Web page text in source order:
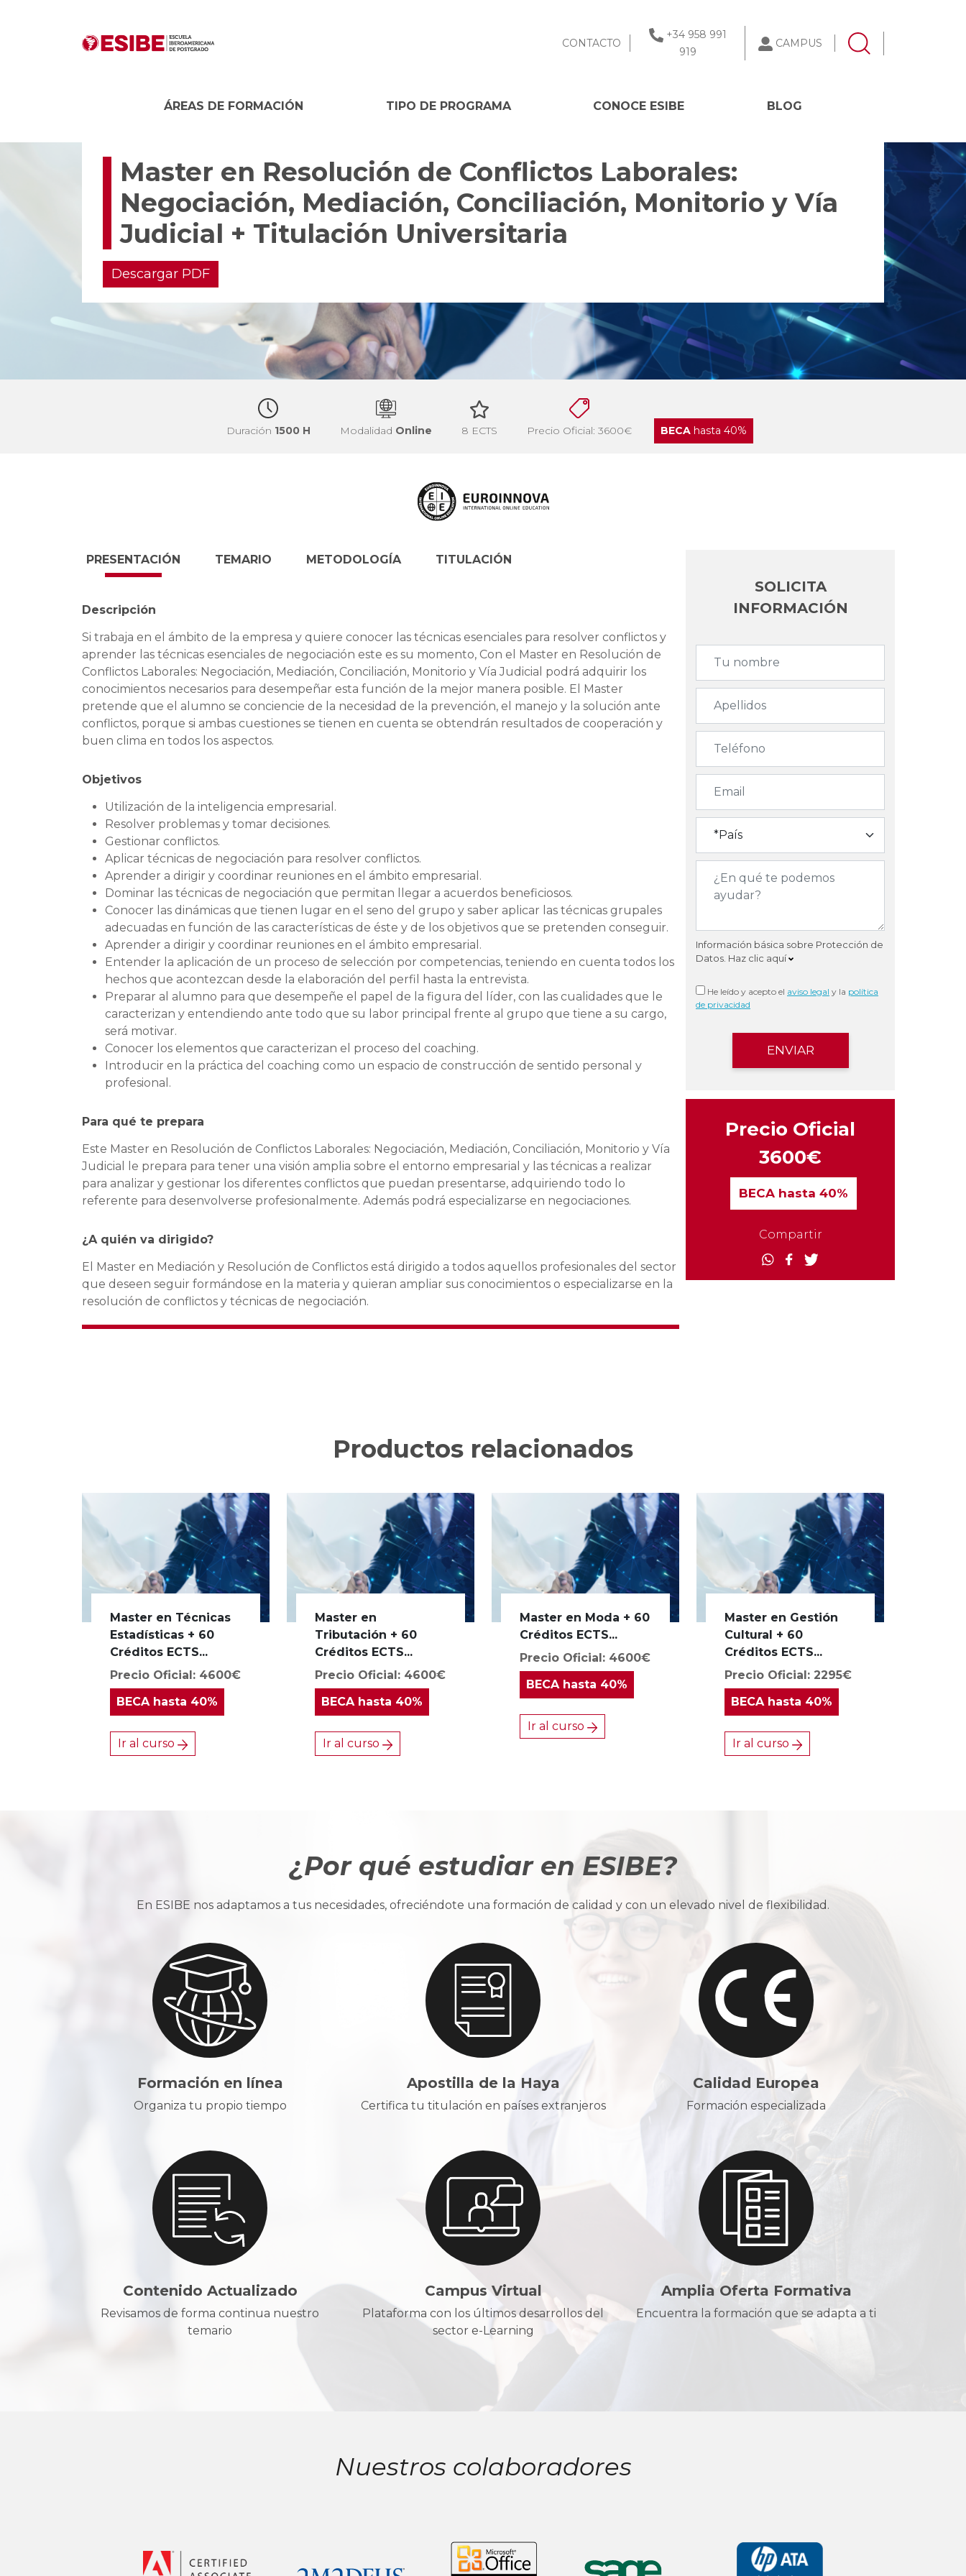
CONTACTO
+34 958 991
919
CAMPUS
ÁREAS DE FORMACIÓN TIPO DE PROGRAMA CONOCE ESIBE BLOG
Master en Resolución de Conflictos Laborales:
Negociación, Mediación, Conciliación, Monitorio y Vía
Judicial + Titulación Universitaria
Descargar PDF
Duración 1500 H Modalidad Online 8 ECTS Precio Oficial: 3600€ BECAhasta 40%
PRESENTACIÓN
Descripción
Si trabaja en el ámbito de la empresa y quiere conocer las técnicas esenciales para resolver conflictos y
aprender las técnicas esenciales de negociación este es su momento, Con el Master en Resolución de
Conflictos Laborales: Negociación, Mediación, Conciliación, Monitorio y Vía Judicial podrá adquirir los
conocimientos necesarios para desempeñar esta función de la mejor manera posible. El Master
pretende que el alumno se conciencie de la necesidad de la prevención, el manejo y la solución ante
conflictos, porque si ambas cuestiones se tienen en cuenta se obtendrán resultados de cooperación y
buen clima en todos los aspectos.
Objetivos
Utilización de la inteligencia empresarial.
Resolver problemas y tomar decisiones.
Gestionar conflictos.
Aplicar técnicas de negociación para resolver conflictos.
Aprender a dirigir y coordinar reuniones en el ámbito empresarial.
Dominar las técnicas de negociación que permitan llegar a acuerdos beneficiosos.
Conocer las dinámicas que tienen lugar en el seno del grupo y saber aplicar las técnicas grupales
adecuadas en función de las características de éste y de los objetivos que se pretenden conseguir.
Aprender a dirigir y coordinar reuniones en el ámbito empresarial.
Entender la aplicación de un proceso de selección por competencias, teniendo en cuenta todos los
hechos que acontezcan desde la elaboración del perfil hasta la entrevista.
Preparar al alumno para que desempeñe el papel de la figura del líder, con las cualidades que le
caracterizan y entendiendo ante todo que su labor principal frente al grupo que tiene a su cargo,
será motivar.
Conocer los elementos que caracterizan el proceso del coaching.
Introducir en la práctica del coaching como un espacio de construcción de sentido personal y
profesional.
Para qué te prepara
Este Master en Resolución de Conflictos Laborales: Negociación, Mediación, Conciliación, Monitorio y Vía
Judicial le prepara para tener una visión amplia sobre el entorno empresarial y las técnicas a realizar
para analizar y gestionar los diferentes conflictos que puedan presentarse, adquiriendo todo lo
referente para desenvolverse profesionalmente. Además podrá especializarse en negociaciones.
¿A quién va dirigido?
El Master en Mediación y Resolución de Conflictos está dirigido a todos aquellos profesionales del sector
que deseen seguir formándose en la materia y quieran ampliar sus conocimientos o especializarse en la
resolución de conflictos y técnicas de negociación.
TEMARIO METODOLOGÍA TITULACIÓN
SOLICITA
INFORMACIÓN
Información básica sobre Protección de
Datos. Haz clic aquí
He leído y acepto el aviso legal y la política
de privacidad
Precio Oficial
3600€
BECAhasta 40%
Compartir
Productos relacionados
Master en Técnicas
Estadísticas + 60
Créditos ECTS...
Precio Oficial: 4600€
BECAhasta 40%
Ir al curso
Master en
Tributación + 60
Créditos ECTS...
Precio Oficial: 4600€
BECAhasta 40%
Ir al curso
Master en Moda + 60
Créditos ECTS...
Precio Oficial: 4600€
BECAhasta 40%
Ir al curso
Master en Gestión
Cultural + 60
Créditos ECTS...
Precio Oficial: 2295€
BECAhasta 40%
Ir al curso
¿Por qué estudiar en ESIBE?
En ESIBE nos adaptamos a tus necesidades, ofreciéndote una formación de calidad y con un elevado nivel de flexibilidad.
Formación en línea
Organiza tu propio tiempo
Apostilla de la Haya
Certifica tu titulación en países extranjeros
Calidad Europea
Formación especializada
Contenido Actualizado
Revisamos de forma continua nuestro
temario
Campus Virtual
Plataforma con los últimos desarrollos del
sector e-Learning
Amplia Oferta Formativa
Encuentra la formación que se adapta a ti
Nuestros colaboradores